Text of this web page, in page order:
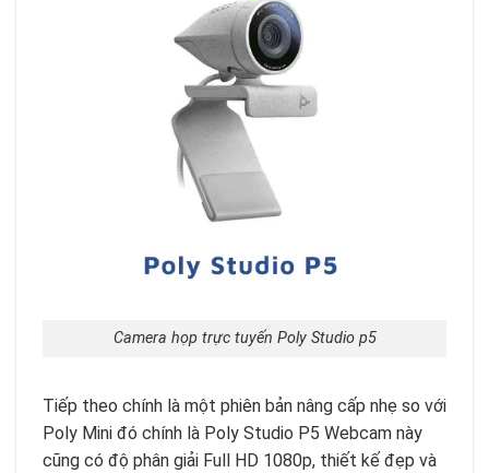
Camera họp trực tuyến Poly Studio p5
Tiếp theo chính là một phiên bản nâng cấp nhẹ so với
Poly Mini đó chính là Poly Studio P5 Webcam này
cũng có độ phân giải Full HD 1080p, thiết kế đẹp và